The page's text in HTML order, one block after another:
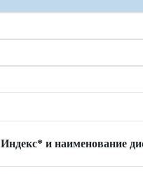
Индекс* и наименование